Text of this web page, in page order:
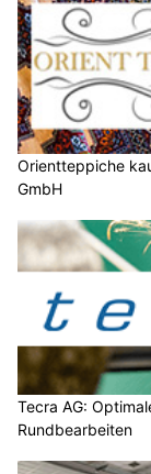
Orientteppiche
GmbH
Tecra AG:
Rundbearbeiten